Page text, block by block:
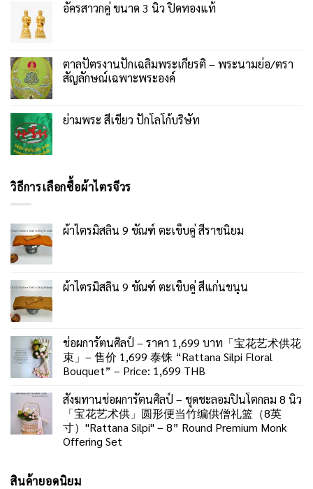
อัครสาวกคู่ ขนาด 3 นิ้ว ปิดทองแท้
ตาลปัตรงานปักเฉลิมพระเกียรติ – พระนามย่อ/ตรา
สัญลักษณ์เฉพาะพระองค์
ย่ามพระ สีเขียว ปักโลโก้บริษัท
วิธีการเลือกซื้อผ้าไตรจีวร
ผ้าไตรมิสลิน 9 ขัณฑ์ ตะเข็บคู่ สีราชนิยม
ผ้าไตรมิสลิน 9 ขัณฑ์ ตะเข็บคู่ สีแก่นขนุน
ช่อผการัตนศิลป์ – ราคา 1,699 บาท「宝花艺术供花
束」– 售价 1,699 泰铢 “Rattana Silpi Floral
Bouquet” – Price: 1,699 THB
สังฆทานช่อผการัตนศิลป์ – ชุดชะลอมปิ่นโตกลม 8 นิ้ว
「宝花艺术供」圆形便当竹编供僧礼篮（8英
寸）"Rattana Silpi" – 8” Round Premium Monk
Offering Set
สินค้ายอดนิยม